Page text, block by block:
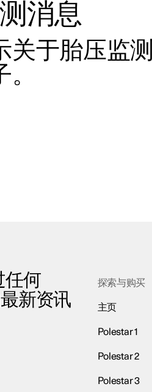
消息
关于胎压监
任何
新资讯
探索与购买
主页
Polestar 1
Polestar 2
Polestar 3